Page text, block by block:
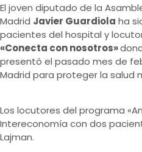
El joven diputado de la
Madrid Javier Guardiola ha
pacientes del hospital y
«Conecta con nosotros»
presentó el pasado mes de
Madrid para proteger la salud
Los locutores del programa
Intereconomía con dos
Lajman.